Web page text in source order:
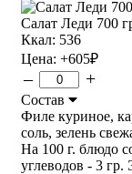
Салат Леди 700
Ккал: 536
Цена: +605₽
– +
Состав
Филе куриное,
соль, зелень
На 100 г. блюдо
углеводов - 3 гр.